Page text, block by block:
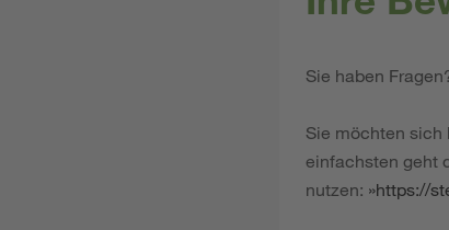
Sie haben
Sie möchten sich
einfachsten geht
nutzen:
https://